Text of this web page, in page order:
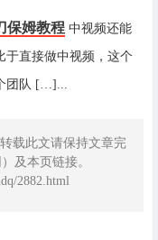
保姆教程 中视频还能
于直接做中视频，这个
团队 […]...
转载此文请保持文章完
及本页链接。
2882.html